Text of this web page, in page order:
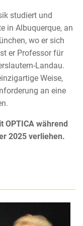
studiert und
in Albuquerque, an
wo er sich
er Professor für
Landau.
Weise,
an eine
OPTICA während
2025 verliehen.